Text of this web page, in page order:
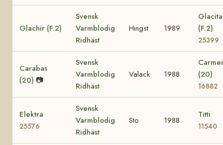
Glachir (F.2)
Svensk
Varmblodig
Ridhäst
Hingst 1989
Glacita
(F.2)
25399
Carabas
(20) 📷
Svensk
Varmblodig
Ridhäst
Valack 1988
(20)
16882
Elektra
25576
Svensk
Varmblodig
Ridhäst
Sto 1988
Titti
11540